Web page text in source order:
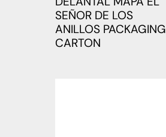
SEÑOR DE LOS
ANILLOS PACKAGING
CARTON